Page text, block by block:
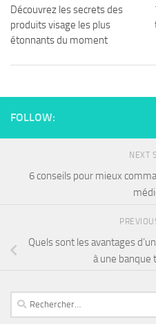
Découvrez les secrets des
produits visage les plus
étonnants du moment
FOLLOW:
NEXT
6 conseils pour mieux
Quels sont les avantages
à une banque